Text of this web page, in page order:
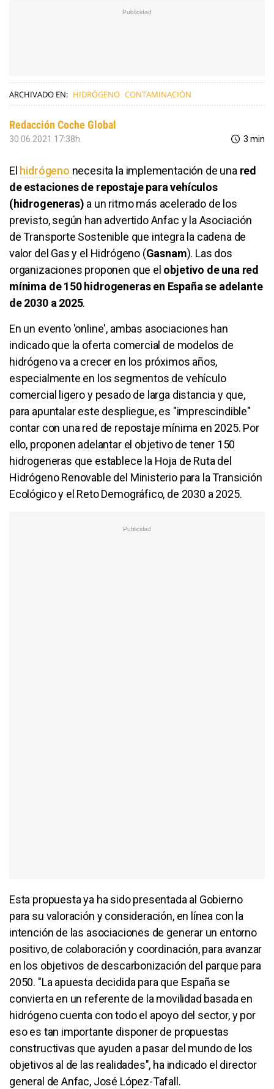
ARCHIVADO EN: HIDRÓGENO CONTAMINACIÓN
Redacción Coche Global
30.06.2021 17:38h 3 min
El hidrógeno necesita la implementación de una red
de estaciones de repostaje para vehículos
(hidrogeneras) a un ritmo más acelerado de los
previsto, según han advertido Anfac y la Asociación
de Transporte Sostenible que integra la cadena de
valor del Gas y el Hidrógeno (Gasnam). Las dos
organizaciones proponen que el objetivo de una red
mínima de 150 hidrogeneras en España se adelante
de 2030 a 2025.
En un evento 'online', ambas asociaciones han
indicado que la oferta comercial de modelos de
hidrógeno va a crecer en los próximos años,
especialmente en los segmentos de vehículo
comercial ligero y pesado de larga distancia y que,
para apuntalar este despliegue, es "imprescindible"
contar con una red de repostaje mínima en 2025. Por
ello, proponen adelantar el objetivo de tener 150
hidrogeneras que establece la Hoja de Ruta del
Hidrógeno Renovable del Ministerio para la Transición
Ecológico y el Reto Demográfico, de 2030 a 2025.
Esta propuesta ya ha sido presentada al Gobierno
para su valoración y consideración, en línea con la
intención de las asociaciones de generar un entorno
positivo, de colaboración y coordinación, para avanzar
en los objetivos de descarbonización del parque para
2050. "La apuesta decidida para que España se
convierta en un referente de la movilidad basada en
hidrógeno cuenta con todo el apoyo del sector, y por
eso es tan importante disponer de propuestas
constructivas que ayuden a pasar del mundo de los
objetivos al de las realidades", ha indicado el director
general de Anfac, José López-Tafall.